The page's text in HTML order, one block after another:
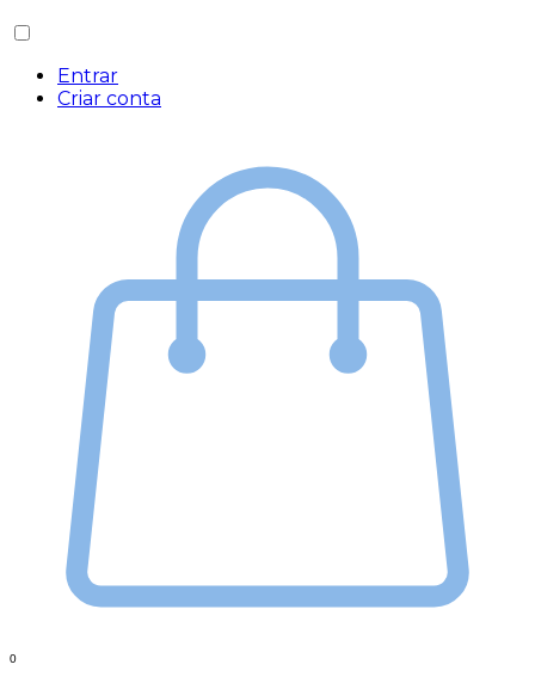
Entrar
Criar conta
0